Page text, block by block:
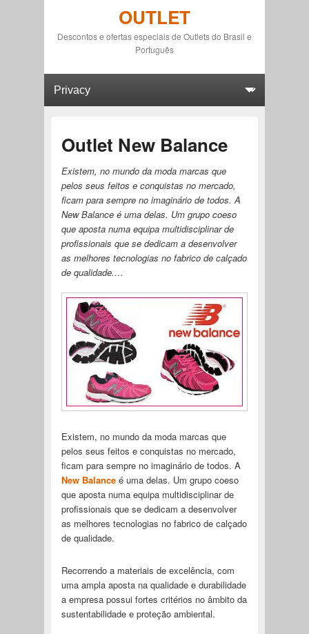
OUTLET
Descontos e ofertas especiais de Outlets do Brasil e
Português
Outlet New Balance
Existem, no mundo da moda marcas que
pelos seus feitos e conquistas no mercado,
ficam para sempre no imaginário de todos. A
New Balance é uma delas. Um grupo coeso
que aposta numa equipa multidisciplinar de
profissionais que se dedicam a desenvolver
as melhores tecnologias no fabrico de calçado
de qualidade.…
Existem, no mundo da moda marcas que
pelos seus feitos e conquistas no mercado,
ficam para sempre no imaginário de todos. A
New Balance é uma delas. Um grupo coeso
que aposta numa equipa multidisciplinar de
profissionais que se dedicam a desenvolver
as melhores tecnologias no fabrico de calçado
de qualidade.
Recorrendo a materiais de excelência, com
uma ampla aposta na qualidade e durabilidade
a empresa possui fortes critérios no âmbito da
sustentabilidade e proteção ambiental.